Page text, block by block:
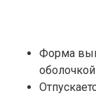
Форма
оболочкой